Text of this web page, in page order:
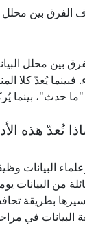
الفرق بين محلل
بين محلل
يُعدّ كلا
"ما حدث"،
تُعدّ هذه
وعلماء
من البيانات
بطريقة
البيانات في